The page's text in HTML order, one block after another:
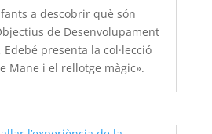
a descobrir què són
de Desenvolupament
Edebé presenta la col·lecció
Mane i el rellotge màgic».